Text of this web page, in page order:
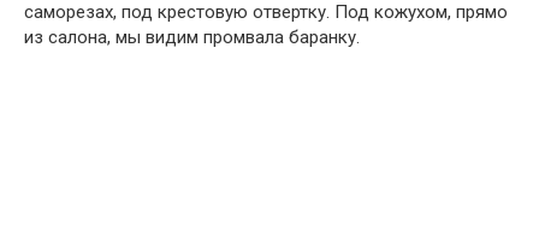
саморезах, под крестовую отвертку. Под кожухом, прямо
из салона, мы видим промвала баранку.